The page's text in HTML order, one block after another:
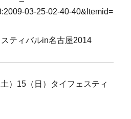
03-25-02-40-40&Itemid=
ティバルin名古屋2014
）15（日）タイフェスティ